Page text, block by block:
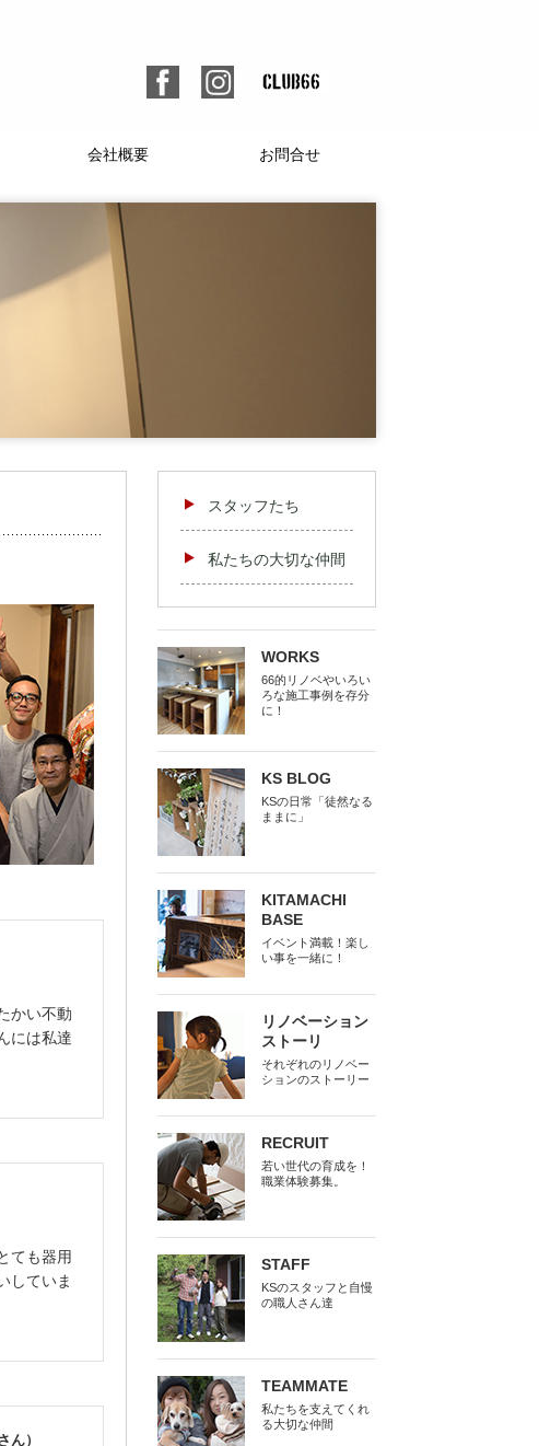
会社概要 お問合せ
かい不動
には私達
ても器用
していま
）
スタッフたち
私たちの大切な仲間
WORKS
66的リノベやいろい
ろな施工事例を存分
に！
KS BLOG
KSの日常「徒然なる
ままに」
KITAMACHI
BASE
イベント満載！楽し
い事を一緒に！
リノベーション
ストーリ
それぞれのリノベー
ションのストーリー
RECRUIT
若い世代の育成を！
職業体験募集。
STAFF
KSのスタッフと自慢
の職人さん達
TEAMMATE
私たちを支えてくれ
る大切な仲間